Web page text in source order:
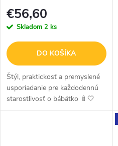
€56,60
Skladom 2 ks
DO KOŠÍKA
Štýl, praktickosť a premyslené
usporiadanie pre každodennú
starostlivosť o bábätko 🍼🤍
Elegantná a funkčná